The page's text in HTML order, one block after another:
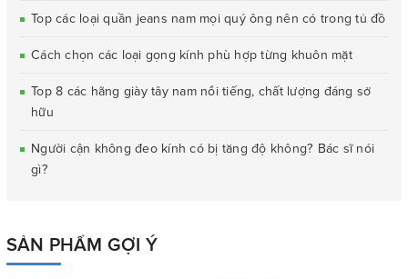
Top các loại quần jeans nam mọi quý ông nên có trong tủ đồ
Cách chọn các loại gọng kính phù hợp từng khuôn mặt
Top 8 các hãng giày tây nam nổi tiếng, chất lượng đáng sở
hữu
Người cận không đeo kính có bị tăng độ không? Bác sĩ nói
gì?
SẢN PHẨM GỢI Ý